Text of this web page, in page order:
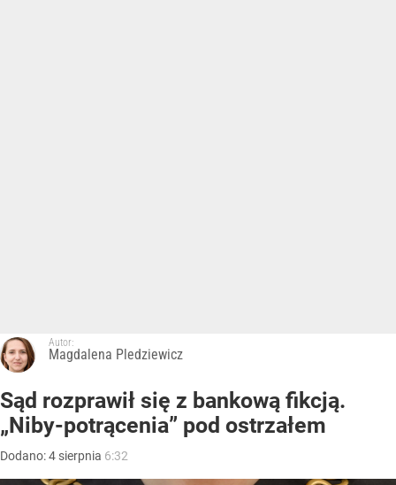
Autor:
Magdalena Pledziewicz
Sąd rozprawił się z bankową fikcją.
„Niby-potrącenia” pod ostrzałem
Dodano:4 sierpnia 6:32